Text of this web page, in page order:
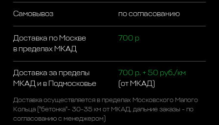
Самовывоз по согласованию
Доставка по Москве
в пределах МКАД
700 р
Доставка за пределы
МКАД и в Подмосковье
700 р. + 50 руб./км
(от МКАД)
Доставка осуществляется в пределах Московского Малого
Кольца ("бетонка"- 30-35 км от МКАД, дальние заказы - по
согласованию с менеджером)